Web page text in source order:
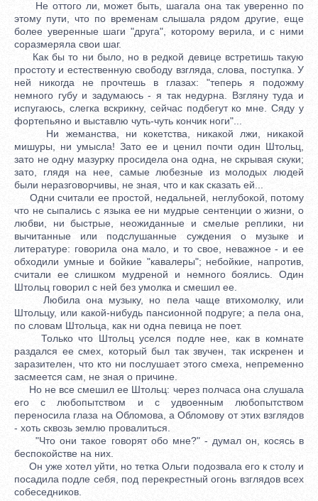
Не оттого ли, может быть, шагала она так уверенно по
этому пути, что по временам слышала рядом другие, еще
более уверенные шаги "друга", которому верила, и с ними
соразмеряла свои шаг.
Как бы то ни было, но в редкой девице встретишь такую
простоту и естественную свободу взгляда, слова, поступка. У
ней никогда не прочтешь в глазах: "теперь я подожму
немного губу и задумаюсь - я так недурна. Взгляну туда и
испугаюсь, слегка вскрикну, сейчас подбегут ко мне. Сяду у
фортепьяно и выставлю чуть-чуть кончик ноги"...
Ни жеманства, ни кокетства, никакой лжи, никакой
мишуры, ни умысла! Зато ее и ценил почти один Штольц,
зато не одну мазурку просидела она одна, не скрывая скуки;
зато, глядя на нее, самые любезные из молодых людей
были неразговорчивы, не зная, что и как сказать ей...
Одни считали ее простой, недальней, неглубокой, потому
что не сыпались с языка ее ни мудрые сентенции о жизни, о
любви, ни быстрые, неожиданные и смелые реплики, ни
вычитанные или подслушанные суждения о музыке и
литературе: говорила она мало, и то свое, неважное - и ее
обходили умные и бойкие "кавалеры"; небойкие, напротив,
считали ее слишком мудреной и немного боялись. Один
Штольц говорил с ней без умолка и смешил ее.
Любила она музыку, но пела чаще втихомолку, или
Штольцу, или какой-нибудь пансионной подруге; а пела она,
по словам Штольца, как ни одна певица не поет.
Только что Штольц уселся подле нее, как в комнате
раздался ее смех, который был так звучен, так искренен и
заразителен, что кто ни послушает этого смеха, непременно
засмеется сам, не зная о причине.
Но не все смешил ее Штольц: через полчаса она слушала
его с любопытством и с удвоенным любопытством
переносила глаза на Обломова, а Обломову от этих взглядов
- хоть сквозь землю провалиться.
"Что они такое говорят обо мне?" - думал он, косясь в
беспокойстве на них.
Он уже хотел уйти, но тетка Ольги подозвала его к столу и
посадила подле себя, под перекрестный огонь взглядов всех
собеседников.